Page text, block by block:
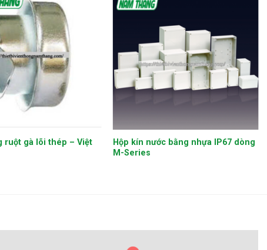
ruột gà lõi thép – Việt
Hộp kín nước bằng nhựa IP67 dòng
M-Series